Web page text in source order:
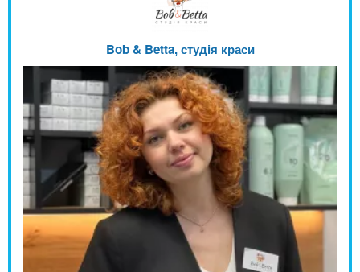
Bob & Betta, студія краси